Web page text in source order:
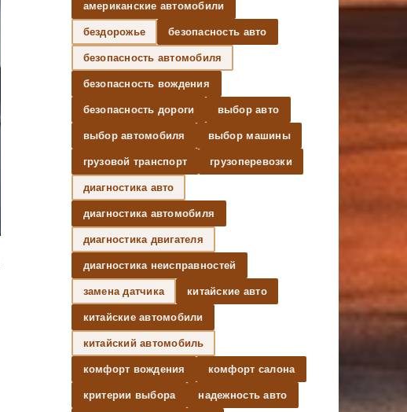
американские автомобили
бездорожье безопасность авто
безопасность автомобиля
безопасность вождения
безопасность дороги выбор авто
выбор автомобиля выбор машины
грузовой транспорт грузоперевозки
диагностика авто
диагностика автомобиля
диагностика двигателя
диагностика неисправностей
замена датчика китайские авто
китайские автомобили
китайский автомобиль
комфорт вождения комфорт салона
критерии выбора надежность авто